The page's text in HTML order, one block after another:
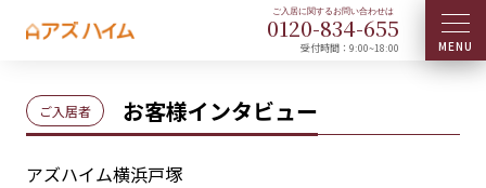
0120-834-655
受付時間：9:00~18:00
ご入居者 お客様インタビュー
アズハイム横浜戸塚